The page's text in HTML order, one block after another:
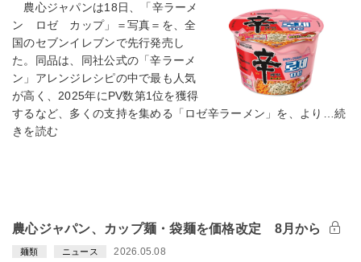
農心ジャパンは18日、「辛ラーメ
ン ロゼ カップ」＝写真＝を、全
国のセブンイレブンで先行発売し
た。同品は、同社公式の「辛ラーメ
ン」アレンジレシピの中で最も人気
が高く、2025年にPV数第1位を獲得
するなど、多くの支持を集める「ロゼ辛ラーメン」を、より…続
きを読む
農心ジャパン、カップ麺・袋麺を価格改定 8月から
麺類 ニュース 2026.05.08